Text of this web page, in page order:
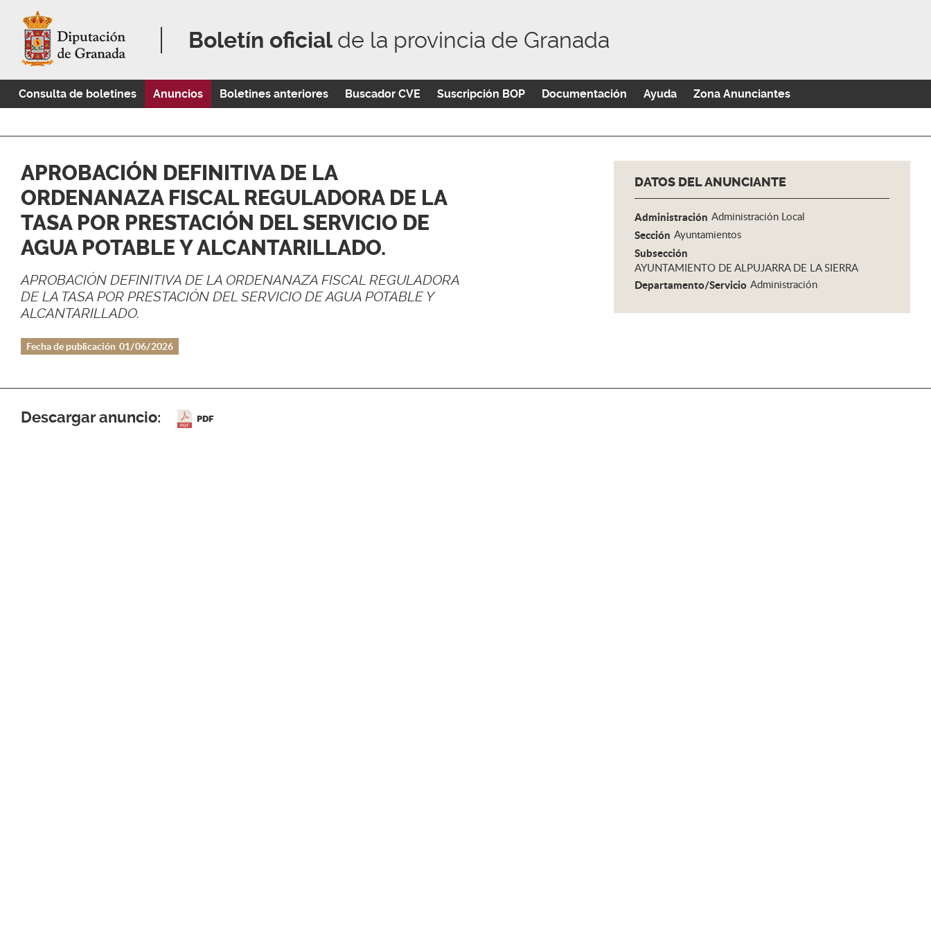
Boletín oficialde la provincia de Granada
Consulta de boletines Anuncios Boletines anteriores Buscador CVE Suscripción BOP Documentación Ayuda Zona Anunciantes
APROBACIÓN DEFINITIVA DE LA
ORDENANAZA FISCAL REGULADORA DE LA
TASA POR PRESTACIÓN DEL SERVICIO DE
AGUA POTABLE Y ALCANTARILLADO.
APROBACIÓN DEFINITIVA DE LA ORDENANAZA FISCAL REGULADORA
DE LA TASA POR PRESTACIÓN DEL SERVICIO DE AGUA POTABLE Y
ALCANTARILLADO.
Fecha de publicación 01/06/2026
DATOS DEL ANUNCIANTE
Administración Administración Local
Sección Ayuntamientos
Subsección
AYUNTAMIENTO DE ALPUJARRA DE LA SIERRA
Departamento/Servicio Administración
Descargar anuncio: PDF